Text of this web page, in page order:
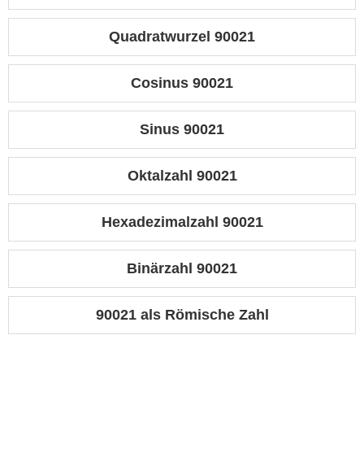
Quadratwurzel 90021
Cosinus 90021
Sinus 90021
Oktalzahl 90021
Hexadezimalzahl 90021
Binärzahl 90021
90021 als Römische Zahl